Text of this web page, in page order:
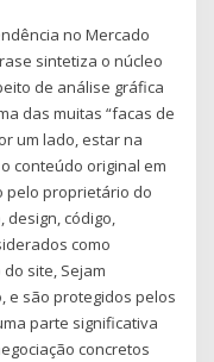
no Mercado
sintetiza o núcleo
de análise gráfica
das muitas “facas de
um lado, estar na
conteúdo original em
pelo proprietário do
design, código,
como
site, Sejam
e são protegidos pelos
parte significativa
concretos